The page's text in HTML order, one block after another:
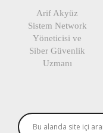
Arif Akyüz
Sistem Network
Yöneticisi ve
Siber Güvenlik
Uzmanı